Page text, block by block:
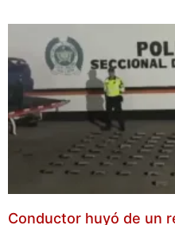
Conductor huyó de un